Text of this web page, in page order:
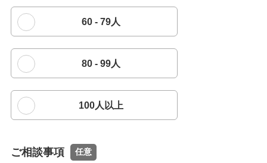
60 - 79人
80 - 99人
100人以上
ご相談事項 任意